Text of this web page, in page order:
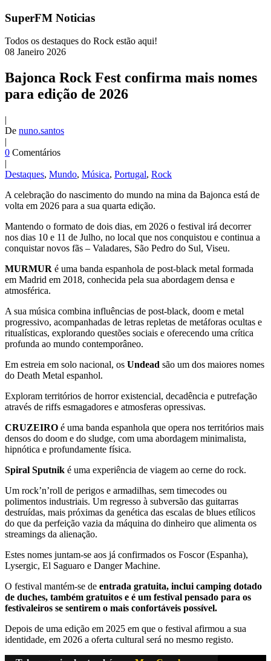
SuperFM Noticias
Todos os destaques do Rock estão aqui!
08 Janeiro 2026
Bajonca Rock Fest confirma mais nomes
para edição de 2026
|
De nuno.santos
|
0 Comentários
|
Destaques, Mundo, Música, Portugal, Rock
A celebração do nascimento do mundo na mina da Bajonca está de
volta em 2026 para a sua quarta edição.
Mantendo o formato de dois dias, em 2026 o festival irá decorrer
nos dias 10 e 11 de Julho, no local que nos conquistou e continua a
conquistar novos fãs – Valadares, São Pedro do Sul, Viseu.
MURMUR é uma banda espanhola de post-black metal formada
em Madrid em 2018, conhecida pela sua abordagem densa e
atmosférica.
A sua música combina influências de post-black, doom e metal
progressivo, acompanhadas de letras repletas de metáforas ocultas e
ritualísticas, explorando questões sociais e oferecendo uma crítica
profunda ao mundo contemporâneo.
Em estreia em solo nacional, os Undead são um dos maiores nomes
do Death Metal espanhol.
Exploram territórios de horror existencial, decadência e putrefação
através de riffs esmagadores e atmosferas opressivas.
CRUZEIRO é uma banda espanhola que opera nos territórios mais
densos do doom e do sludge, com uma abordagem minimalista,
hipnótica e profundamente física.
Spiral Sputnik é uma experiência de viagem ao cerne do rock.
Um rock’n’roll de perigos e armadilhas, sem timecodes ou
polimentos industriais. Um regresso à subversão das guitarras
destruídas, mais próximas da genética das escalas de blues etílicos
do que da perfeição vazia da máquina do dinheiro que alimenta os
streamings da alienação.
Estes nomes juntam-se aos já confirmados os Foscor (Espanha),
Lysergic, El Saguaro e Danger Machine.
O festival mantém-se de entrada gratuita, inclui camping dotado
de duches, também gratuitos e é um festival pensado para os
festivaleiros se sentirem o mais confortáveis possível.
Depois de uma edição em 2025 em que o festival afirmou a sua
identidade, em 2026 a oferta cultural será no mesmo registo.